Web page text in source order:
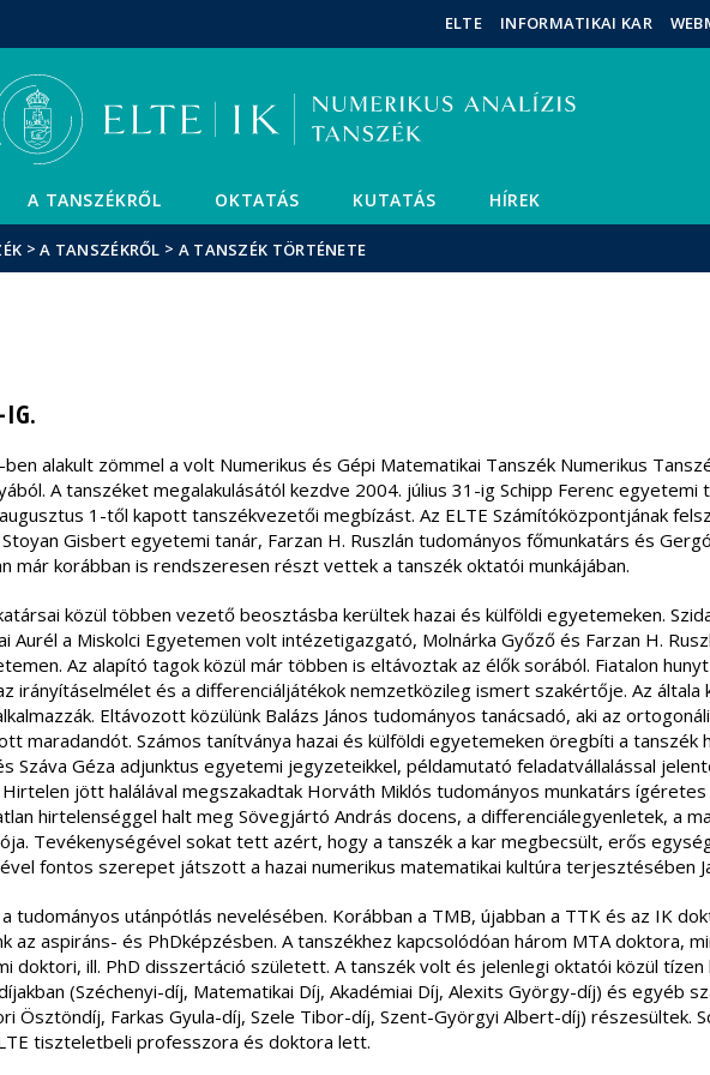
ELTE INFORMATIKAI KAR
A TANSZÉKRŐL OKTATÁS KUTATÁS HÍREK
>A TANSZÉKRŐL > A TANSZÉK TÖRTÉNETE
IG.
alakult zömmel a volt Numerikus és Gépi Matematikai Tanszék Numerikus
A tanszéket megalakulásától kezdve 2004. július 31-ig Schipp Ferenc egyetemi
1-től kapott tanszékvezetői megbízást. Az ELTE Számítóközpontjának
Gisbert egyetemi tanár, Farzan H. Ruszlán tudományos főmunkatárs és
már korábban is rendszeresen részt vettek a tanszék oktatói munkájában.
közül többen vezető beosztásba kerültek hazai és külföldi egyetemeken.
Aurél a Miskolci Egyetemen volt intézetigazgató, Molnárka Győző és Farzan H.
Az alapító tagok közül már többen is eltávoztak az élők sorából. Fiatalon
irányításelmélet és a differenciáljátékok nemzetközileg ismert szakértője. Az általa
Eltávozott közülünk Balázs János tudományos tanácsadó, aki az
maradandót. Számos tanítványa hazai és külföldi egyetemeken öregbíti a tanszék
Száva Géza adjunktus egyetemi jegyzeteikkel, példamutató feladatvállalással
jött halálával megszakadtak Horváth Miklós tudományos munkatárs ígéretes
hirtelenséggel halt meg Sövegjártó András docens, a differenciálegyenletek, a
Tevékenységével sokat tett azért, hogy a tanszék a kar megbecsült, erős
fontos szerepet játszott a hazai numerikus matematikai kultúra terjesztésében
tudományos utánpótlás nevelésében. Korábban a TMB, újabban a TTK és az IK
aspiráns- és PhDképzésben. A tanszékhez kapcsolódóan három MTA doktora,
doktori, ill. PhD disszertáció született. A tanszék volt és jelenlegi oktatói közül tízen
(Széchenyi-díj, Matematikai Díj, Akadémiai Díj, Alexits György-díj) és egyéb
Ösztöndíj, Farkas Gyula-díj, Szele Tibor-díj, Szent-Györgyi Albert-díj) részesültek.
tiszteletbeli professzora és doktora lett.